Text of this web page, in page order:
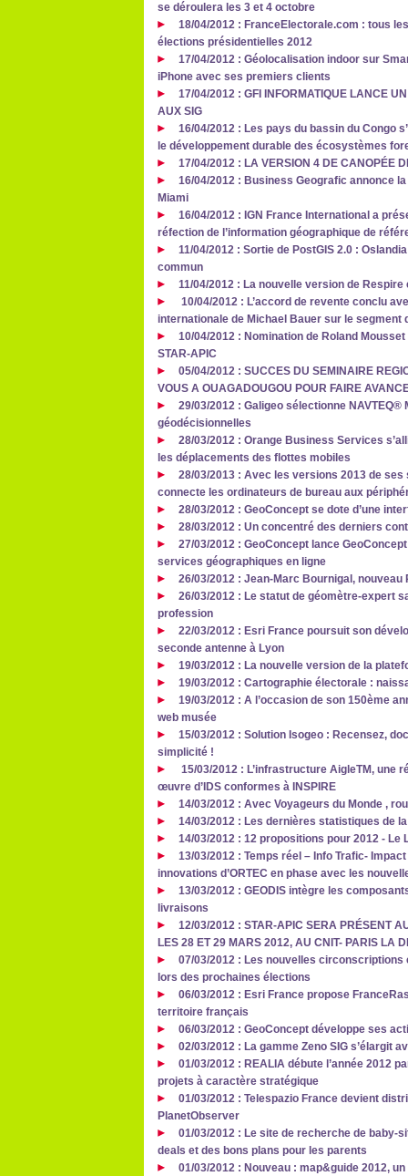
se déroulera les 3 et 4 octobre
18/04/2012 : FranceElectorale.com : tous
élections présidentielles 2012
17/04/2012 : Géolocalisation indoor sur
iPhone avec ses premiers clients
17/04/2012 : GFI INFORMATIQUE LANCE
AUX SIG
16/04/2012 : Les pays du bassin du Congo
le développement durable des écosystèmes
17/04/2012 : LA VERSION 4 DE CANOPÉE
16/04/2012 : Business Geografic annonce
Miami
16/04/2012 : IGN France International a
réfection de l’information géographique de
11/04/2012 : Sortie de PostGIS 2.0 :
commun
11/04/2012 : La nouvelle version de Respire
10/04/2012 : L’accord de revente conclu
internationale de Michael Bauer sur le segment
10/04/2012 : Nomination de Roland
STAR-APIC
05/04/2012 : SUCCES DU SEMINAIRE
VOUS A OUAGADOUGOU POUR FAIRE
29/03/2012 : Galigeo sélectionne
géodécisionnelles
28/03/2012 : Orange Business Services
les déplacements des flottes mobiles
28/03/2013 : Avec les versions 2013 de
connecte les ordinateurs de bureau aux
28/03/2012 : GeoConcept se dote d’une
28/03/2012 : Un concentré des derniers
27/03/2012 : GeoConcept lance
services géographiques en ligne
26/03/2012 : Jean-Marc Bournigal, nouveau
26/03/2012 : Le statut de géomètre-expert
profession
22/03/2012 : Esri France poursuit son
seconde antenne à Lyon
19/03/2012 : La nouvelle version de la
19/03/2012 : Cartographie électorale :
19/03/2012 : A l’occasion de son 150ème
web musée
15/03/2012 : Solution Isogeo : Recensez,
simplicité !
15/03/2012 : L’infrastructure AigleTM, une
œuvre d’IDS conformes à INSPIRE
14/03/2012 : Avec Voyageurs du Monde ,
14/03/2012 : Les dernières statistiques de
14/03/2012 : 12 propositions pour 2012 -
13/03/2012 : Temps réel – Info Trafic-
innovations d’ORTEC en phase avec les
13/03/2012 : GEODIS intègre les
livraisons
12/03/2012 : STAR-APIC SERA PRÉSENT
LES 28 ET 29 MARS 2012, AU CNIT- PARIS LA
07/03/2012 : Les nouvelles
lors des prochaines élections
06/03/2012 : Esri France propose
territoire français
06/03/2012 : GeoConcept développe ses
02/03/2012 : La gamme Zeno SIG s’élargit
01/03/2012 : REALIA débute l’année 2012
projets à caractère stratégique
01/03/2012 : Telespazio France devient
PlanetObserver
01/03/2012 : Le site de recherche de baby-
deals et des bons plans pour les parents
01/03/2012 : Nouveau : map&guide 2012,